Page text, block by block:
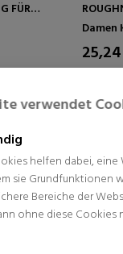
verwendet
helfen dabei, eine
sie Grundfunktionen
Bereiche der
ohne diese Cookies
FÜR
ANTI-
Damen
25,24
ÜBER